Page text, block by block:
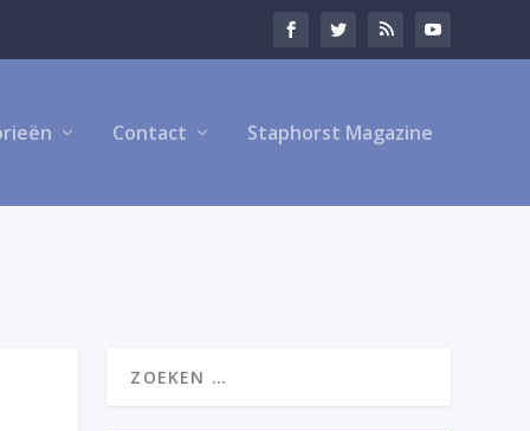
Contact Staphorst Magazine